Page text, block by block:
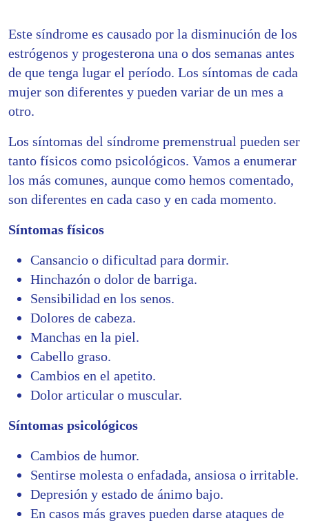
Este síndrome es causado por la disminución de los
estrógenos y progesterona una o dos semanas antes
de que tenga lugar el período. Los síntomas de cada
mujer son diferentes y pueden variar de un mes a
otro.
Los síntomas del síndrome premenstrual pueden ser
tanto físicos como psicológicos. Vamos a enumerar
los más comunes, aunque como hemos comentado,
son diferentes en cada caso y en cada momento.
Síntomas físicos
Cansancio o dificultad para dormir.
Hinchazón o dolor de barriga.
Sensibilidad en los senos.
Dolores de cabeza.
Manchas en la piel.
Cabello graso.
Cambios en el apetito.
Dolor articular o muscular.
Síntomas psicológicos
Cambios de humor.
Sentirse molesta o enfadada, ansiosa o irritable.
Depresión y estado de ánimo bajo.
En casos más graves pueden darse ataques de